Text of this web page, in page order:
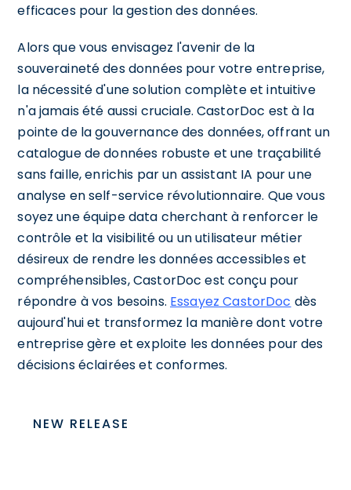
efficaces pour la gestion des données.
Alors que vous envisagez l'avenir de la
souveraineté des données pour votre entreprise,
la nécessité d'une solution complète et intuitive
n'a jamais été aussi cruciale. CastorDoc est à la
pointe de la gouvernance des données, offrant un
catalogue de données robuste et une traçabilité
sans faille, enrichis par un assistant IA pour une
analyse en self-service révolutionnaire. Que vous
soyez une équipe data cherchant à renforcer le
contrôle et la visibilité ou un utilisateur métier
désireux de rendre les données accessibles et
compréhensibles, CastorDoc est conçu pour
répondre à vos besoins. Essayez CastorDoc dès
aujourd'hui et transformez la manière dont votre
entreprise gère et exploite les données pour des
décisions éclairées et conformes.
NEW RELEASE